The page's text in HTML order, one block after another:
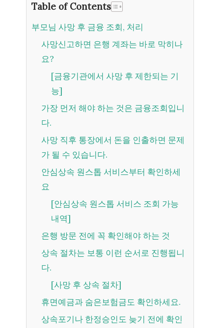
Table of Contents
부모님 사망 후 금융 조회, 처리
사망신고하면 은행 계좌는 바로 막히나
요?
[금융기관에서 사망 후 제한되는 기
능]
가장 먼저 해야 하는 것은 금융조회입니
다.
사망 직후 통장에서 돈을 인출하면 문제
가 될 수 있습니다.
안심상속 원스톱 서비스부터 확인하세
요
[안심상속 원스톱 서비스 조회 가능
내역]
은행 방문 전에 꼭 확인해야 하는 것
상속 절차는 보통 이런 순서로 진행됩니
다.
[사망 후 상속 절차]
휴면예금과 숨은보험금도 확인하세요.
상속포기나 한정승인도 늦기 전에 확인